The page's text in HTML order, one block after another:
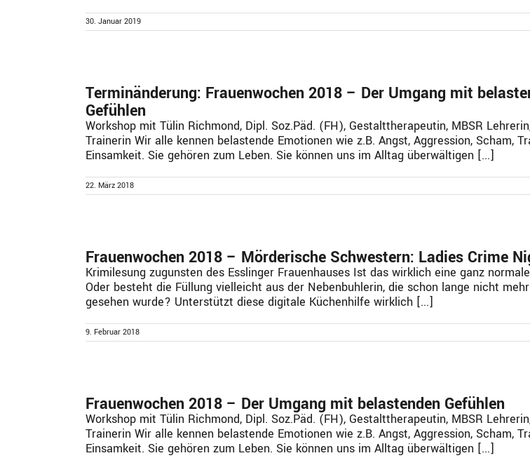
30. Januar 2019
Terminänderung: Frauenwochen 2018 – Der Umgang mit
Gefühlen
Workshop mit Tülin Richmond, Dipl. Soz.Päd. (FH), Gestalttherapeutin, MBSR
Trainerin Wir alle kennen belastende Emotionen wie z.B. Angst, Aggression, Scham,
Einsamkeit. Sie gehören zum Leben. Sie können uns im Alltag überwältigen [...]
22. März 2018
Frauenwochen 2018 – Mörderische Schwestern: Ladies Crime
Krimilesung zugunsten des Esslinger Frauenhauses Ist das wirklich eine ganz
Oder besteht die Füllung vielleicht aus der Nebenbuhlerin, die schon lange nicht
gesehen wurde? Unterstützt diese digitale Küchenhilfe wirklich [...]
9. Februar 2018
Frauenwochen 2018 – Der Umgang mit belastenden Gefühlen
Workshop mit Tülin Richmond, Dipl. Soz.Päd. (FH), Gestalttherapeutin, MBSR
Trainerin Wir alle kennen belastende Emotionen wie z.B. Angst, Aggression, Scham,
Einsamkeit. Sie gehören zum Leben. Sie können uns im Alltag überwältigen [...]